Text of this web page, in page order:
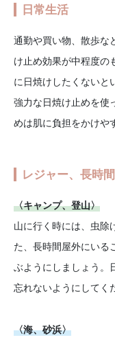
日常生活
通勤や買い物、散歩な
け止め効果が中程度
に日焼けしたくないと
強力な日焼け止めを使
めは肌に負担をかけや
レジャー、長時
〈キャンプ、登山〉
山に行く時には、虫除
た、長時間屋外にいる
ぶようにしましょう。
忘れないようにしてく
〈海、砂浜〉